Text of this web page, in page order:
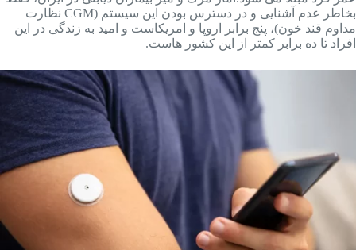
بخاطر عدم آشنایی و در دسترس بودن این سیستم (CGM نظارت
مداوم قند خون)، پنج برابر اروپا و امریکاست و امید به زندگی در این
افراد تا ده برابر کمتر از این کشور هاست.